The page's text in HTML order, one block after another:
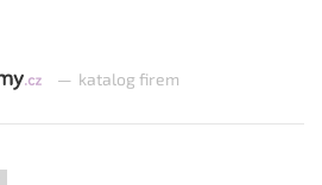
— katalog firem